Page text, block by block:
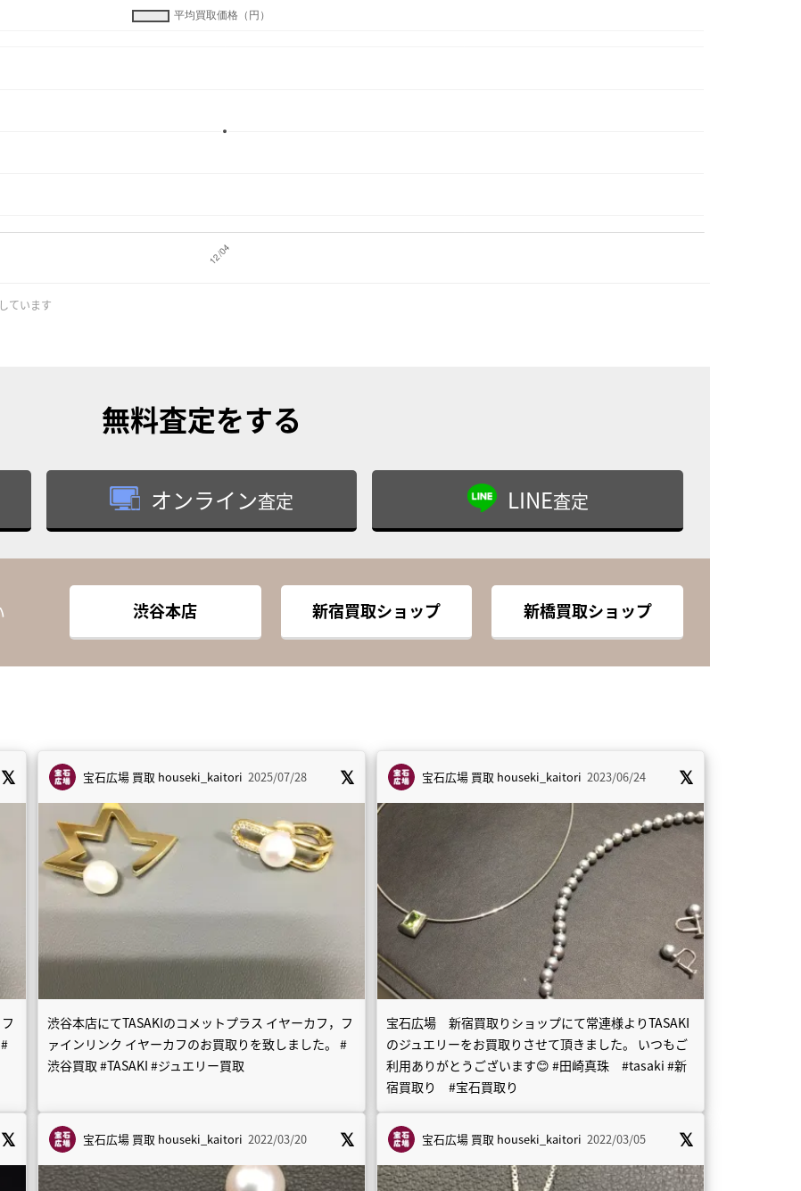
ています
無料査定をする
オンライン査定 LINE査定
渋谷本店 新宿買取ショップ 新橋買取ショップ
宝石広場 買取 houseki_kaitori 2025/07/28
渋谷本店にてTASAKIのコメットプラス イヤーカフ，フ
ァインリンク イヤーカフのお買取りを致しました。 #
渋谷買取 #TASAKI #ジュエリー買取
宝石広場 買取 houseki_kaitori 2023/06/24
宝石広場 新宿買取りショップにて常連様よりTASAKI
のジュエリーをお買取りさせて頂きました。 いつもご
利用ありがとうございます😊 #田崎真珠 #tasaki #新
宿買取り #宝石買取り
宝石広場 買取 houseki_kaitori 2022/03/20 宝石広場 買取 houseki_kaitori 2022/03/05